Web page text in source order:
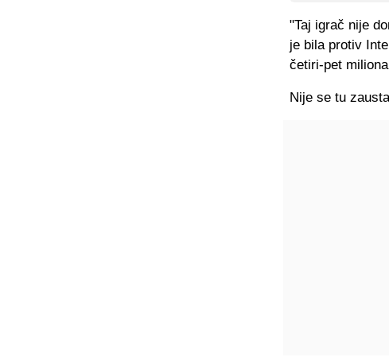
"Taj igrač nije
je bila protiv
četiri-pet
Nije se tu